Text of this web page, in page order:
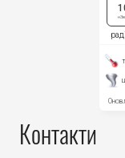
Контакти